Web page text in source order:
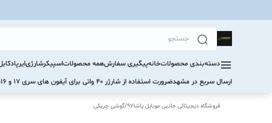
دسته‌بندی محصولاتخانهپیگیری سفارشهمه محصولاتاسپیکرشارژیایرپاد
ارسال سریع در مشهدضرورت استفاده از شارژر ۴۰ واتی برای آیفون های سری ۱۷ و ۱۶
فروشگاه دیجیتالی جانبی موبایل پاشا97 /گوشی چریکی